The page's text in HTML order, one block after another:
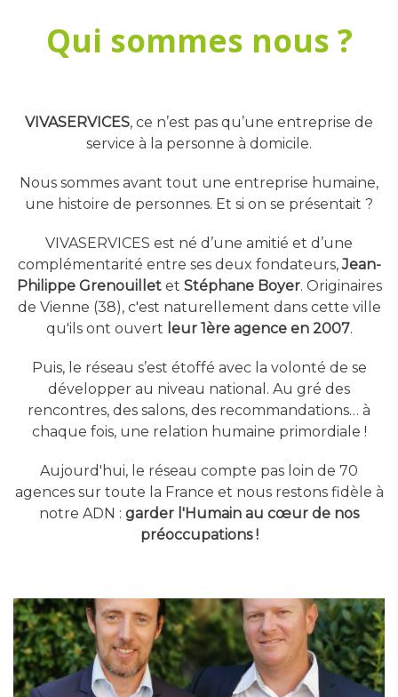
Qui sommes nous ?
VIVASERVICES, ce n’est pas qu’une entreprise de
service à la personne à domicile.
Nous sommes avant tout une entreprise humaine,
une histoire de personnes. Et si on se présentait ?
VIVASERVICES est né d’une amitié et d’une
complémentarité entre ses deux fondateurs,Jean-
Philippe Grenouilletet Stéphane Boyer. Originaires
de Vienne (38), c'est naturellement dans cette ville
qu'ils ont ouvert leur 1ère agence en 2007.
Puis, le réseau s’est étoffé avec la volonté de se
développer au niveau national. Au gré des
rencontres, des salons, des recommandations… à
chaque fois, une relation humaine primordiale !
Aujourd'hui, le réseau compte pas loin de 70
agences sur toute la France et nous restons fidèle à
notre ADN : garder l'Humain au cœur de nos
préoccupations !